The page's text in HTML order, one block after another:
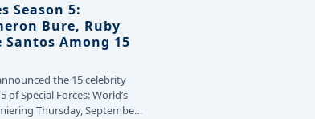
Season 5:
Bure, Ruby
Santos Among 15
the 15 celebrity
of Special Forces: World’s
Thursday, September